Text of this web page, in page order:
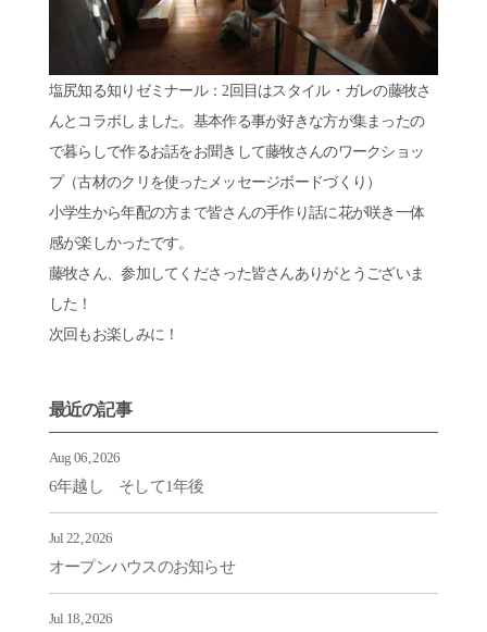
塩尻知る知りゼミナール：2回目はスタイル・ガレの藤牧さ
んとコラボしました。基本作る事が好きな方が集まったの
で暮らしで作るお話をお聞きして藤牧さんのワークショッ
プ（古材のクリを使ったメッセージボードづくり）
小学生から年配の方まで皆さんの手作り話に花が咲き一体
感が楽しかったです。
藤牧さん、参加してくださった皆さんありがとうございま
した！
次回もお楽しみに！
最近の記事
Aug 06, 2026
6年越し そして1年後
Jul 22, 2026
オープンハウスのお知らせ
Jul 18, 2026